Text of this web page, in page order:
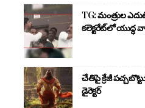
TG: మంత్రుల
కలెక్టరేట్‌లో యుద్ధ
చేతిపై క్రేజీ
డైరెక్టర్